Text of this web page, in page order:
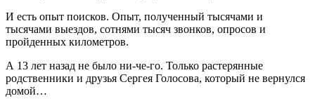
И есть опыт поисков. Опыт, полученный тысячами и
тысячами выездов, сотнями тысяч звонков, опросов и
пройденных километров.
А 13 лет назад не было ни-че-го. Только растерянные
родственники и друзья Сергея Голосова, который не вернулся
домой…